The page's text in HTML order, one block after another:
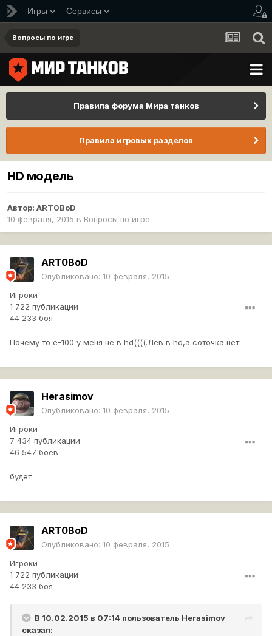
Игры Сервисы
Вопросы по игре
Правила форума Мира танков
Правила игровых разделов
HD модель
Автор: ART0BoD
10 февраля, 2015 в Вопросы по игре
ART0BoD
Опубликовано: 10 февраля, 2015
Игроки
1 722 публикации
44 233 боя
Почему то е-100 у меня не в hd((((.Лев в hd,а соточка нет.
Herasimov
Опубликовано: 10 февраля, 2015
Игроки
7 434 публикации
46 547 боёв
будет
ART0BoD
Опубликовано: 10 февраля, 2015
Игроки
1 722 публикации
44 233 боя
В 10.02.2015 в 07:14 пользователь Herasimov
сказал: